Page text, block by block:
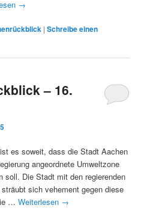
→
|Schreibe einen
– 16.
es soweit, dass die Stadt Aachen
angeordnete Umweltzone
soll. Die Stadt mit den regierenden
sich vehement gegen diese
…Weiterlesen →